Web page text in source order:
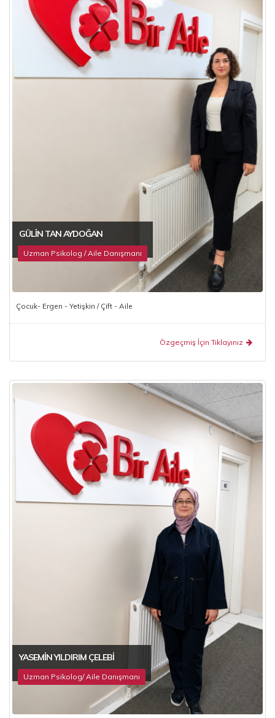
GÜLIN TAN AYDOĞAN
Uzman Psikolog / Aile Danışmanı
Çocuk- Ergen - Yetişkin / Çift - Aile
Özgeçmiş İçin Tıklayınız
YASEMIN YILDIRIM ÇELEBI
Uzman Psikolog/ Aile Danışmanı